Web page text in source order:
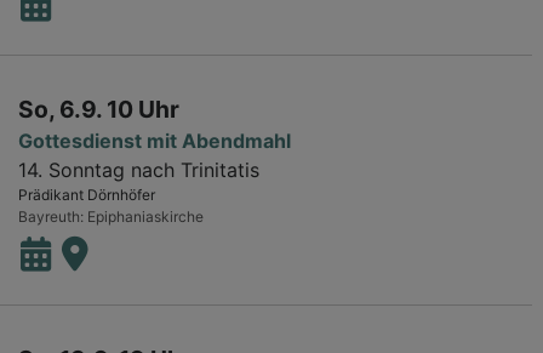
So, 6.9. 10 Uhr
Gottesdienst mit Abendmahl
14. Sonntag nach Trinitatis
Prädikant Dörnhöfer
Bayreuth Epiphaniaskirche